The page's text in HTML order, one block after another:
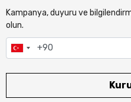
Kampanya, duyuru ve
olun.